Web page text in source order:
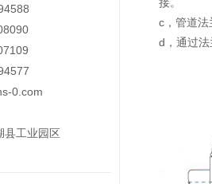
0.com
县工业园区
c，管道法
d，通过